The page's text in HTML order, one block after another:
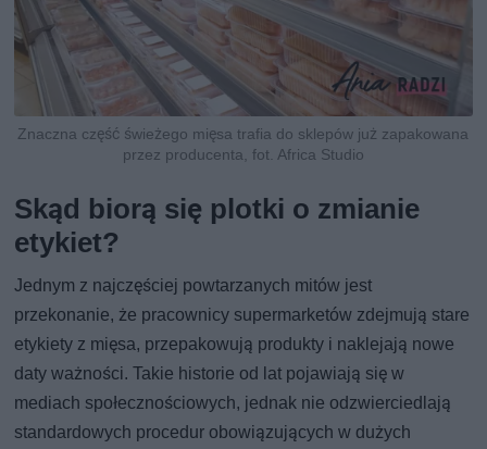
Znaczna część świeżego mięsa trafia do sklepów już zapakowana
przez producenta, fot. Africa Studio
Skąd biorą się plotki o zmianie
etykiet?
Jednym z najczęściej powtarzanych mitów jest
przekonanie, że pracownicy supermarketów zdejmują stare
etykiety z mięsa, przepakowują produkty i naklejają nowe
daty ważności. Takie historie od lat pojawiają się w
mediach społecznościowych, jednak nie odzwierciedlają
standardowych procedur obowiązujących w dużych